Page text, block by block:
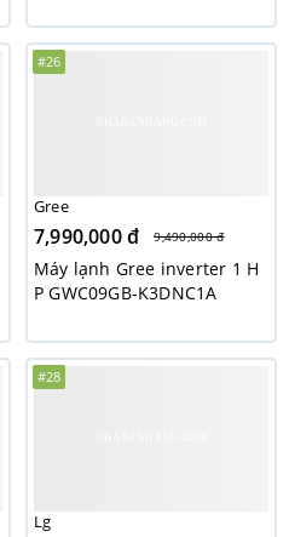
#26
Gree
7,990,000 đ 9,490,000 đ
Máy lạnh Gree inverter 1 H
P GWC09GB-K3DNC1A
#28
Lg